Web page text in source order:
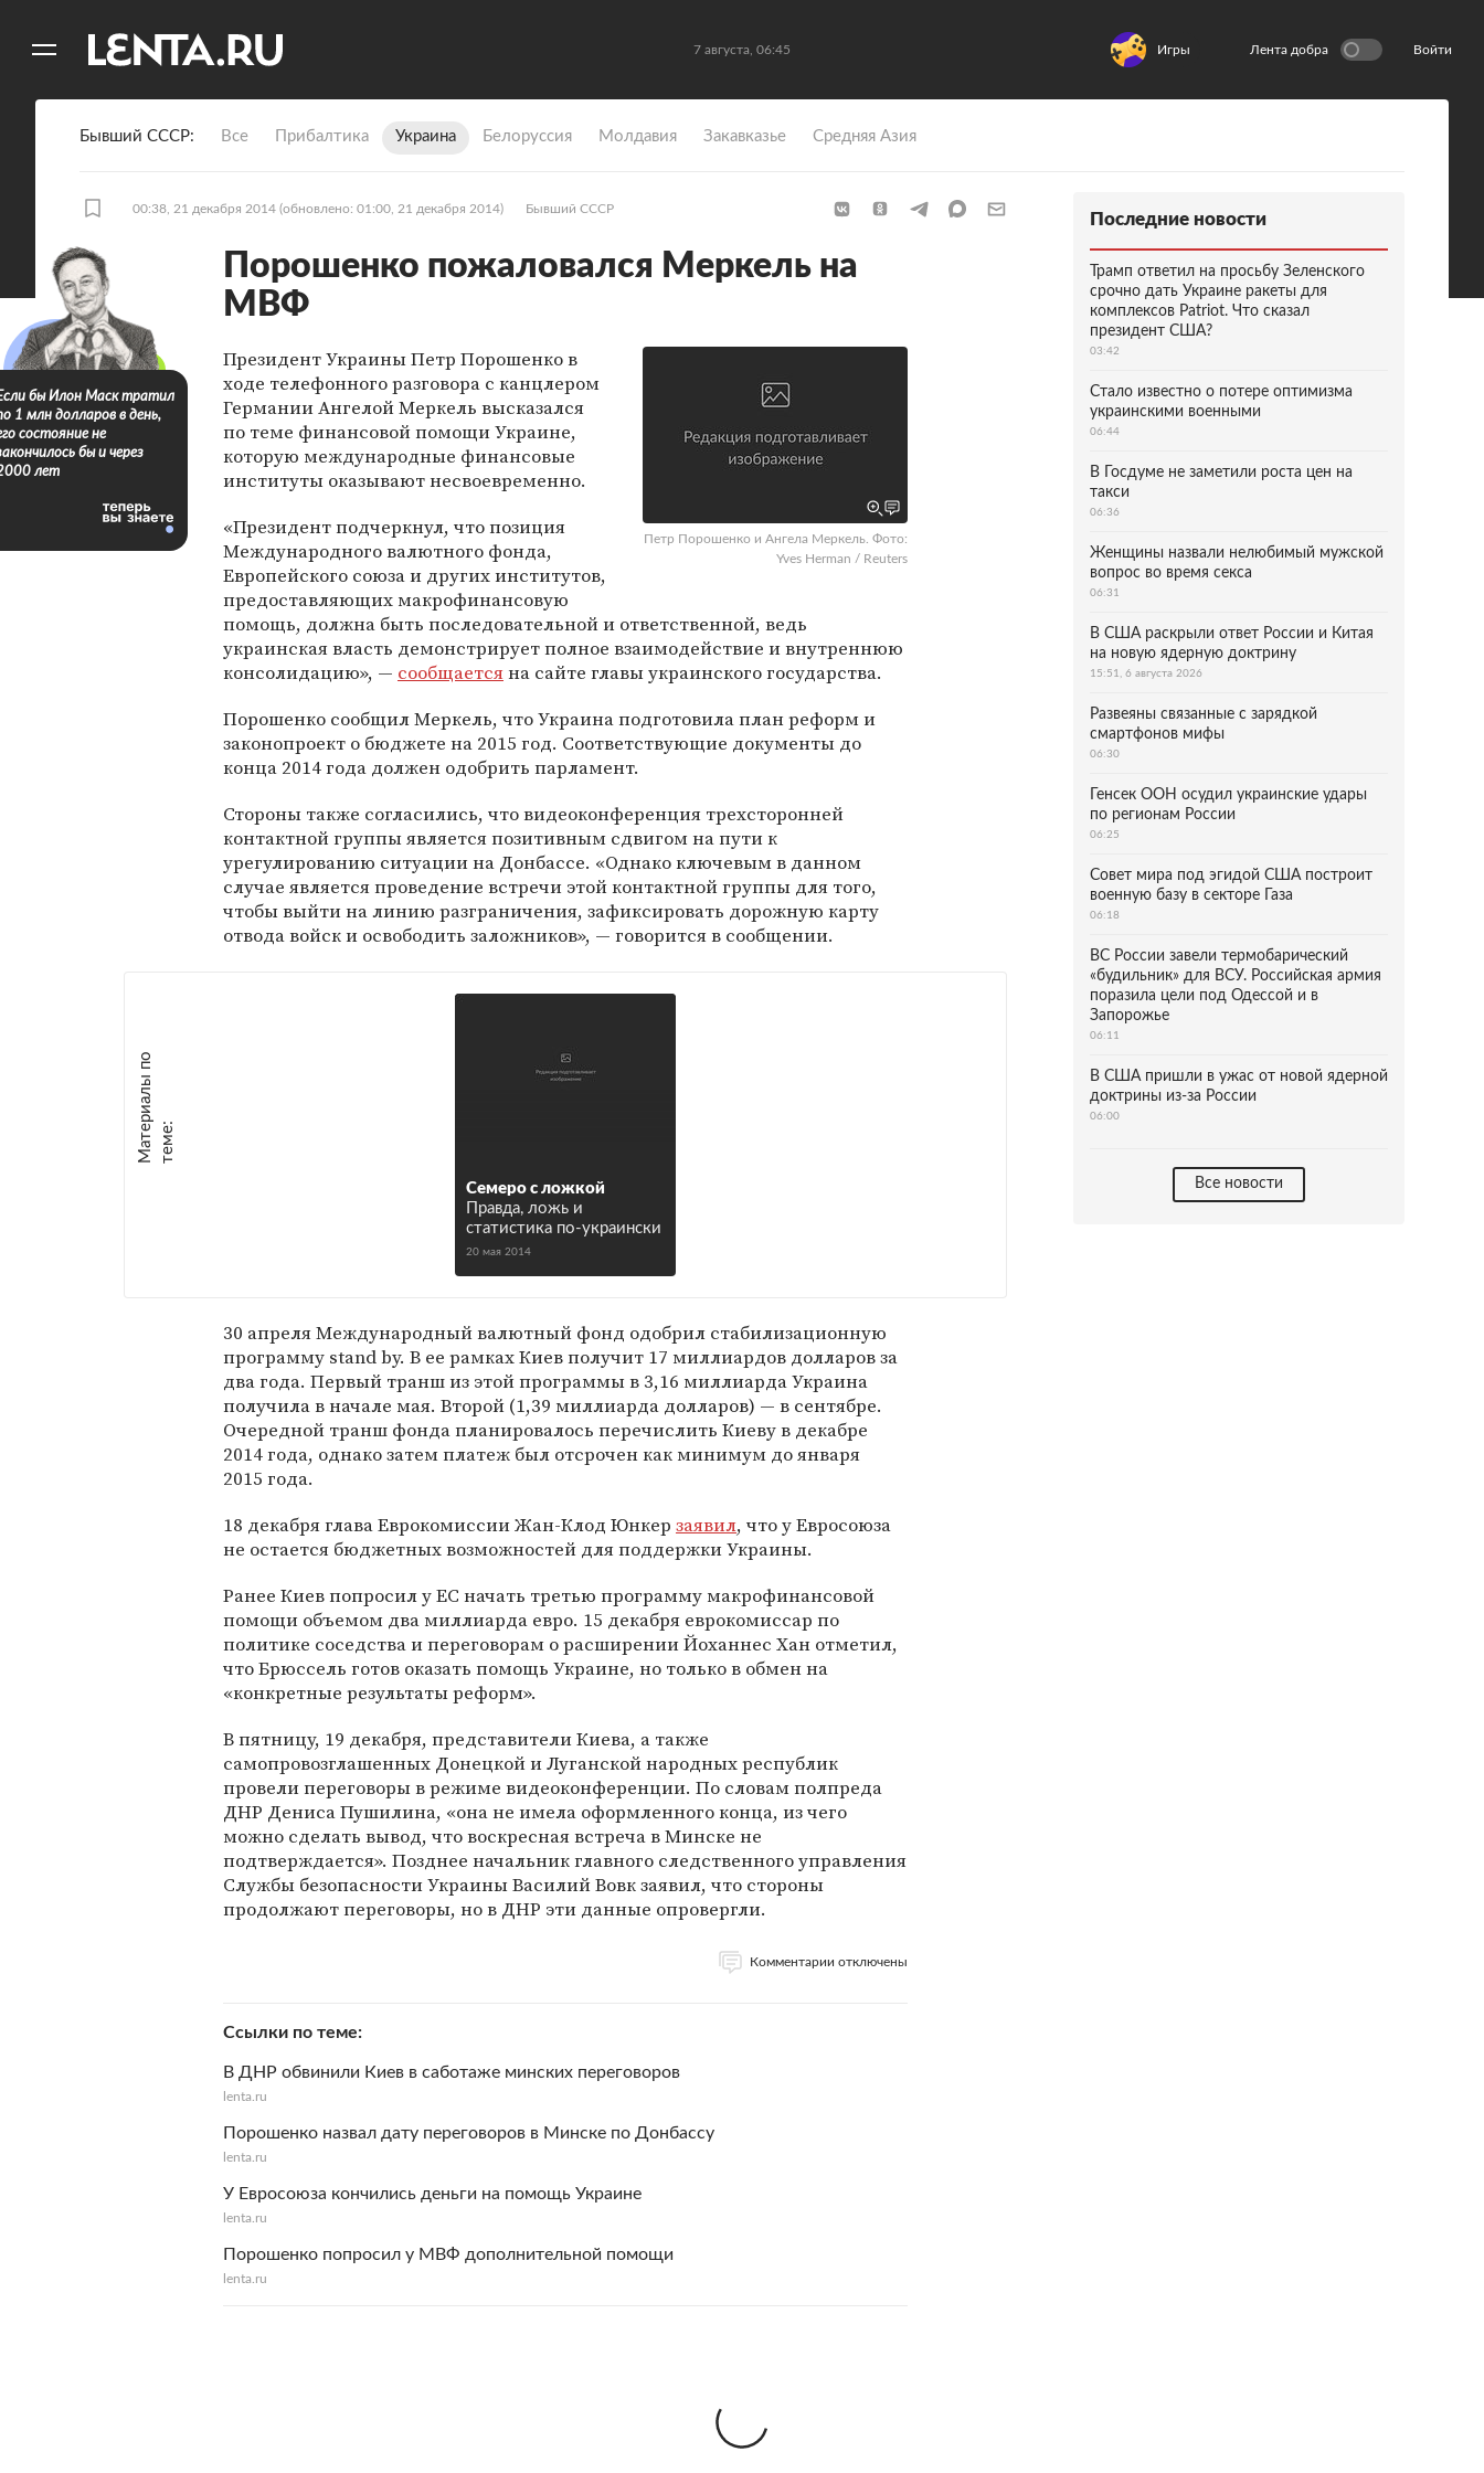
7 августа, 06:45 Игры Лента добра Войти
Бывший СССР Все Прибалтика Украина Белоруссия Молдавия Закавказье Средняя Азия
00:38, 21 декабря 2014 (обновлено: 01:00, 21 декабря 2014) Бывший СССР
Порошенко пожаловался Меркель на
МВФ
Петр Порошенко и Ангела Меркель. Фото:
Yves Herman / Reuters
Президент Украины Петр Порошенко в
ходе телефонного разговора с канцлером
Германии Ангелой Меркель высказался
по теме финансовой помощи Украине,
которую международные финансовые
институты оказывают несвоевременно.
«Президент подчеркнул, что позиция
Международного валютного фонда,
Европейского союза и других институтов,
предоставляющих макрофинансовую
помощь, должна быть последовательной и ответственной, ведь
украинская власть демонстрирует полное взаимодействие и внутреннюю
консолидацию», — сообщаетсяна сайте главы украинского государства.
Порошенко сообщил Меркель, что Украина подготовила план реформ и
законопроект о бюджете на 2015 год. Соответствующие документы до
конца 2014 года должен одобрить парламент.
Стороны также согласились, что видеоконференция трехсторонней
контактной группы является позитивным сдвигом на пути к
урегулированию ситуации на Донбассе. «Однако ключевым в данном
случае является проведение встречи этой контактной группы для того,
чтобы выйти на линию разграничения, зафиксировать дорожную карту
отвода войск и освободить заложников», — говорится в сообщении.
М
а
т е
р
и
а
л
ы
п
о
т
е
м
е :
Семеро с ложкой
Правда, ложь и
статистика по-украински
20 мая 2014
30 апреля Международный валютный фонд одобрил стабилизационную
программу stand by. В ее рамках Киев получит 17 миллиардов долларов за
два года. Первый транш из этой программы в 3,16 миллиарда Украина
получила в начале мая. Второй (1,39 миллиарда долларов) — в сентябре.
Очередной транш фонда планировалось перечислить Киеву в декабре
2014 года, однако затем платеж был отсрочен как минимум до января
2015 года.
18 декабря глава Еврокомиссии Жан-Клод Юнкер заявил, что у Евросоюза
не остается бюджетных возможностей для поддержки Украины.
Ранее Киев попросил у ЕС начать третью программу макрофинансовой
помощи объемом два миллиарда евро. 15 декабря еврокомиссар по
политике соседства и переговорам о расширении Йоханнес Хан отметил,
что Брюссель готов оказать помощь Украине, но только в обмен на
«конкретные результаты реформ».
В пятницу, 19 декабря, представители Киева, а также
самопровозглашенных Донецкой и Луганской народных республик
провели переговоры в режиме видеоконференции. По словам полпреда
ДНР Дениса Пушилина, «она не имела оформленного конца, из чего
можно сделать вывод, что воскресная встреча в Минске не
подтверждается». Позднее начальник главного следственного управления
Службы безопасности Украины Василий Вовк заявил, что стороны
продолжают переговоры, но в ДНР эти данные опровергли.
Комментарии отключены
Ссылки по теме
В ДНР обвинили Киев в саботаже минских переговоров
lenta.ru
Порошенко назвал дату переговоров в Минске по Донбассу
lenta.ru
У Евросоюза кончились деньги на помощь Украине
lenta.ru
Порошенко попросил у МВФ дополнительной помощи
lenta.ru
бы Илон Маск тратил
1 млн долларов в день,
состояние не
бы и через
лет
Последние новости
Трамп ответил на просьбу Зеленского
срочно дать Украине ракеты для
комплексов Patriot. Что сказал
президент США?
03:42
Стало известно о потере оптимизма
украинскими военными
06:44
В Госдуме не заметили роста цен на
такси
06:36
Женщины назвали нелюбимый мужской
вопрос во время секса
06:31
В США раскрыли ответ России и Китая
на новую ядерную доктрину
15:51, 6 августа 2026
Развеяны связанные с зарядкой
смартфонов мифы
06:30
Генсек ООН осудил украинские удары
по регионам России
06:25
Совет мира под эгидой США построит
военную базу в секторе Газа
06:18
ВС России завели термобарический
«будильник» для ВСУ. Российская армия
поразила цели под Одессой и в
Запорожье
06:11
В США пришли в ужас от новой ядерной
доктрины из-за России
06:00
Все новости